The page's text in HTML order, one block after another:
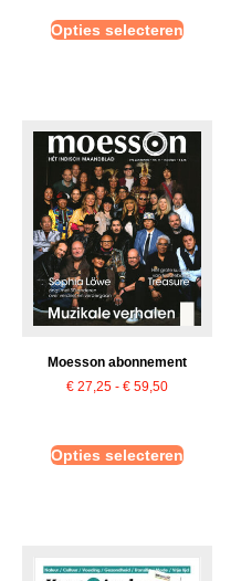
Opties selecteren
Moesson abonnement
€ 27,25 - € 59,50
Opties selecteren